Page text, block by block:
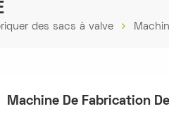
des sacs à valve
Machine De Fabrication